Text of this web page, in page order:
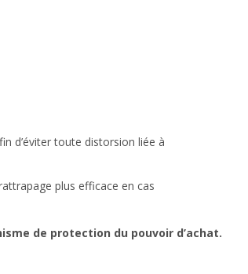
d’éviter toute distorsion liée à
plus efficace en cas
de protection du pouvoir d’achat.